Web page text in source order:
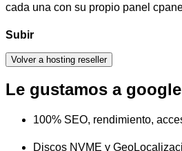
cada una con su propio panel
Subir
Volver a hosting reseller
Le gustamos a google
100% SEO, rendimiento,
Discos NVME y